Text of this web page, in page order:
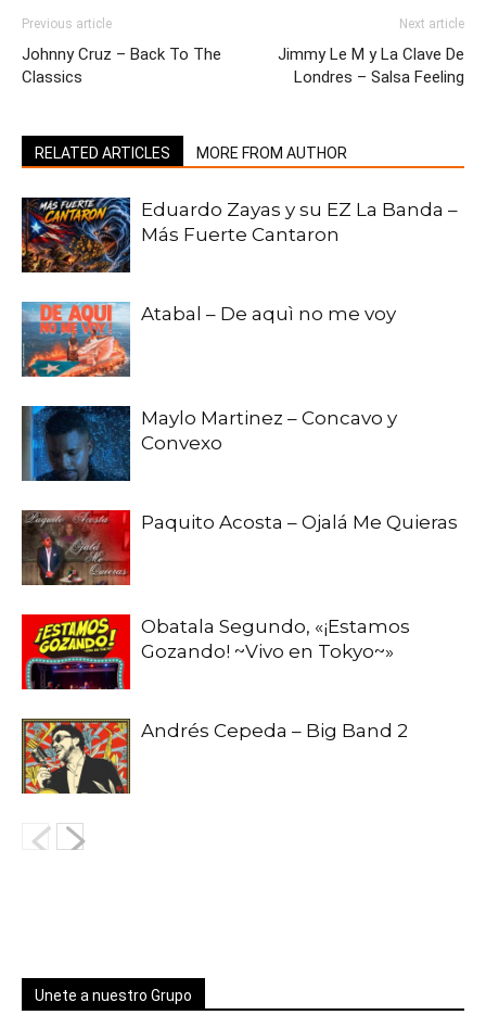
Previous article
Johnny Cruz – Back To The
Classics
Next article
Jimmy Le M y La Clave De
Londres – Salsa Feeling
RELATED ARTICLES MORE FROM AUTHOR
Eduardo Zayas y su EZ La Banda –
Más Fuerte Cantaron
Atabal – De aquì no me voy
Maylo Martinez – Concavo y
Convexo
Paquito Acosta – Ojalá Me Quieras
Obatala Segundo, «¡Estamos
Gozando! ~Vivo en Tokyo~»
Andrés Cepeda – Big Band 2
Unete a nuestro Grupo